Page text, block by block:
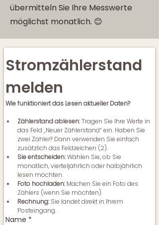
übermitteln Sie Ihre Messwerte
möglichst monatlich. 😊
Stromzählerstand
melden
Wie funktioniert das Lesen aktueller Daten?
Zählerstand ablesen: Tragen Sie Ihre Werte in
das Feld „Neuer Zählerstand“ ein. Haben Sie
zwei Zähler? Dann verwenden Sie einfach
zusätzlich das Feldzeichen (2).
Sie entscheiden: Wählen Sie, ob Sie
monatlich, vierteljährlich oder halbjährlich
lesen möchten.
Foto hochladen: Machen Sie ein Foto des
Zählers (wenn Sie möchten).
Rechnung: Sie landet direkt in Ihrem
Posteingang.
Name *